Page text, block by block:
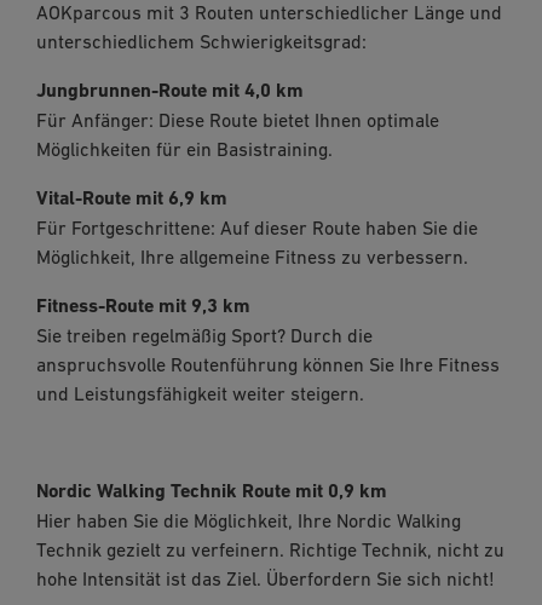
AOKparcous mit 3 Routen unterschiedlicher Länge und
unterschiedlichem Schwierigkeitsgrad:
Jungbrunnen-Route mit 4,0 km
Für Anfänger: Diese Route bietet Ihnen optimale
Möglichkeiten für ein Basistraining.
Vital-Route mit 6,9 km
Für Fortgeschrittene: Auf dieser Route haben Sie die
Möglichkeit, Ihre allgemeine Fitness zu verbessern.
Fitness-Route mit 9,3 km
Sie treiben regelmäßig Sport? Durch die
anspruchsvolle Routenführung können Sie Ihre Fitness
und Leistungsfähigkeit weiter steigern.
Nordic Walking Technik Route mit 0,9 km
Hier haben Sie die Möglichkeit, Ihre Nordic Walking
Technik gezielt zu verfeinern. Richtige Technik, nicht zu
hohe Intensität ist das Ziel. Überfordern Sie sich nicht!